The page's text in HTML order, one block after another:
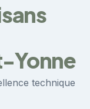
Yonne
technique